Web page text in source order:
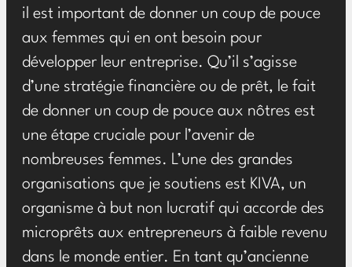
il est important de donner un coup de pouce
aux femmes qui en ont besoin pour
développer leur entreprise. Qu’il s’agisse
d’une stratégie financière ou de prêt, le fait
de donner un coup de pouce aux nôtres est
une étape cruciale pour l’avenir de
nombreuses femmes. L’une des grandes
organisations que je soutiens est KIVA, un
organisme à but non lucratif qui accorde des
microprêts aux entrepreneurs à faible revenu
dans le monde entier. En tant qu’ancienne